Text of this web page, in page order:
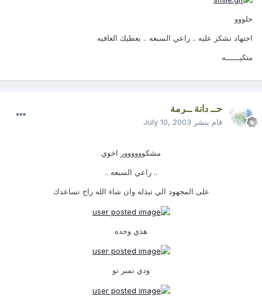
حلووو
اجتهاد تشكر عليه .. راعي السبعه .. يعطيك العافيه
متكيــــــه
حــ دانة ــرمة
قام بنشر July 10, 2003
مشكوووووور اخوي
.. راعي السبعه ..
على المجهود الي تبذله وان شاء الله راح نساعدك
هذي وحده
ودي نمبر تو